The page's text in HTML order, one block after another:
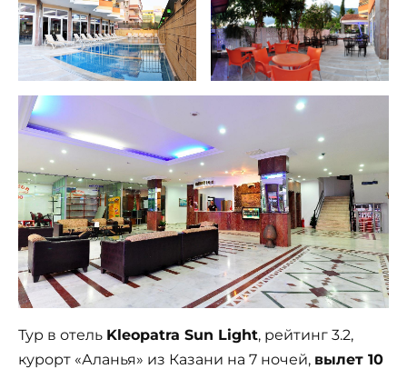
Тур в отель Kleopatra Sun Light, рейтинг 3.2,
курорт «Аланья» из Казани на 7 ночей, вылет 10